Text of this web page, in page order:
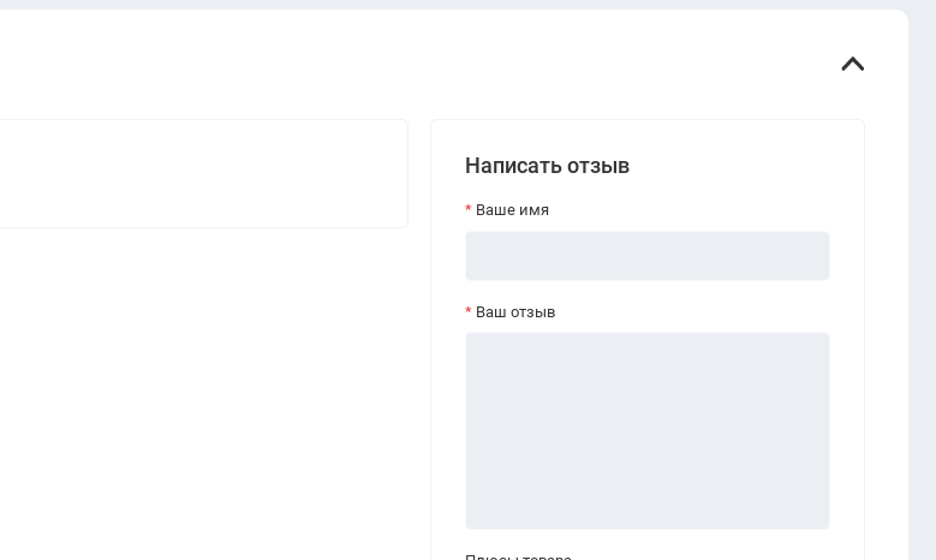
Написать отзыв
Ваше имя
Ваш отзыв